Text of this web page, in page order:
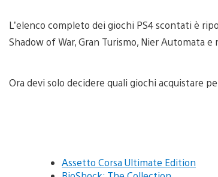
L’elenco completo dei giochi PS4 scontati è
Shadow of War, Gran Turismo, Nier Automata
Ora devi solo decidere quali giochi acquistare
Assetto Corsa Ultimate Edition